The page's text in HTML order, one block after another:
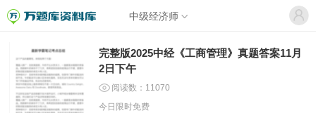
中级经济师
完整版2025中经《工商管理》真题答案11月
2日下午
阅读数：11070
今日限时免费